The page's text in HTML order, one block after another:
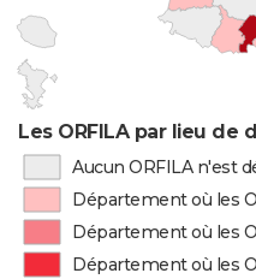
Les ORFILA par lieu de
Aucun ORFILA n'est
Département où les
Département où les
Département où les